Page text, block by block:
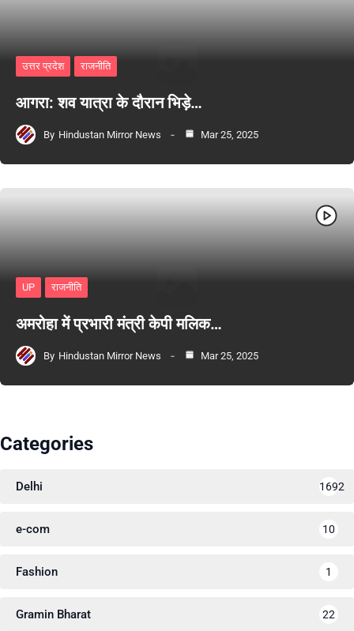
उत्तर प्रदेश राजनीति
आगरा: शव यात्रा के दौरान भिड़े…
By Hindustan Mirror News Mar 25, 2025
UP राजनीति
अमरोहा में प्रभारी मंत्री केपी मलिक…
By Hindustan Mirror News Mar 25, 2025
Categories
Delhi 1692
e-com 10
Fashion 1
Gramin Bharat 22